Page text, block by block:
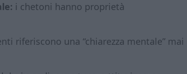
i chetoni hanno proprietà
riferiscono una “chiarezza mentale” mai